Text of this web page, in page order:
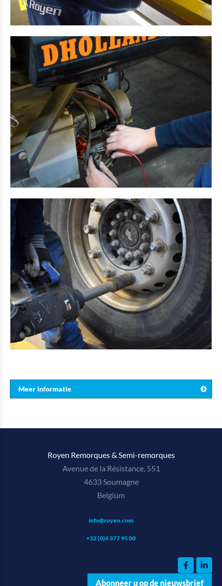
Meer informatie
Royen Remorques & Semi-remorques
Avenue de la Résistance, 551
4633 Soumagne
Belgium
info@royen.com
+32 (0)4 377 95 00
Abonneer u op de nieuwsbrief